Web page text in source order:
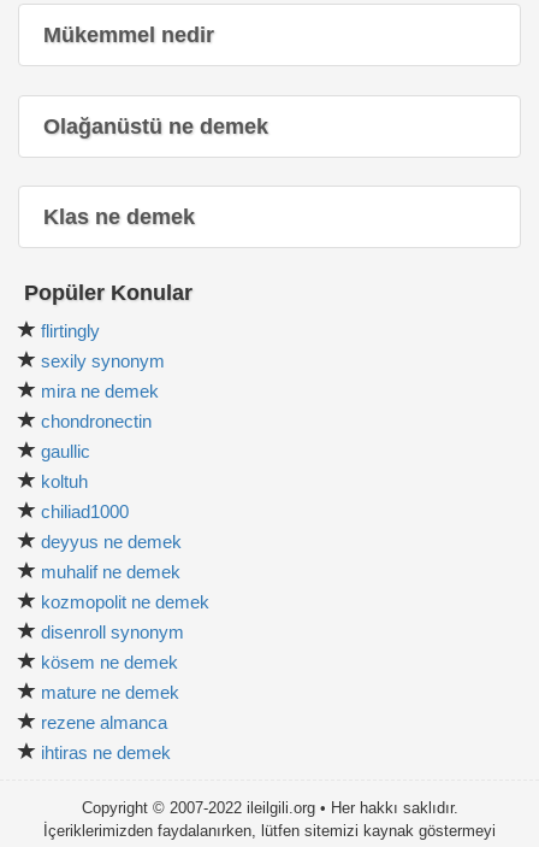
Mükemmel nedir
Olağanüstü ne demek
Klas ne demek
Popüler Konular
flirtingly
sexily synonym
mira ne demek
chondronectin
gaullic
koltuh
chiliad1000
deyyus ne demek
muhalif ne demek
kozmopolit ne demek
disenroll synonym
kösem ne demek
mature ne demek
rezene almanca
ihtiras ne demek
Copyright © 2007-2022 ileilgili.org • Her hakkı saklıdır.
İçeriklerimizden faydalanırken, lütfen sitemizi kaynak göstermeyi